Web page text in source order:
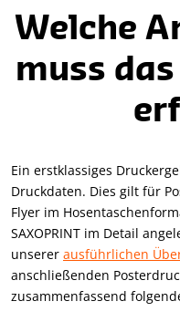
4Welche
muss
Ein erstklassiges
Druckdaten. Dies gilt für
Flyer im
SAXOPRINT im Detail
unserer ausführlichen
anschließenden
zusammenfassend